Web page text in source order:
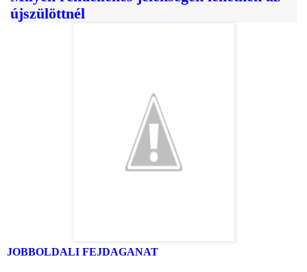
újszülöttnél
JOBBOLDALI FEJDAGANAT